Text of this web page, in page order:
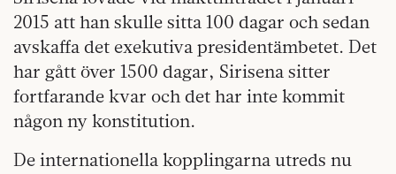
2015 att han skulle sitta 100 dagar och sedan
avskaffa det exekutiva presidentämbetet. Det
har gått över 1500 dagar, Sirisena sitter
fortfarande kvar och det har inte kommit
någon ny konstitution.
De internationella kopplingarna utreds nu